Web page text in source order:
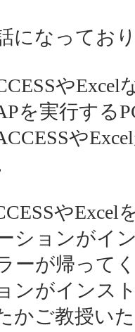
になってお
やExcel
を実行する
や
や
ションがイ
ーが帰って
ンがインス
かご教授い